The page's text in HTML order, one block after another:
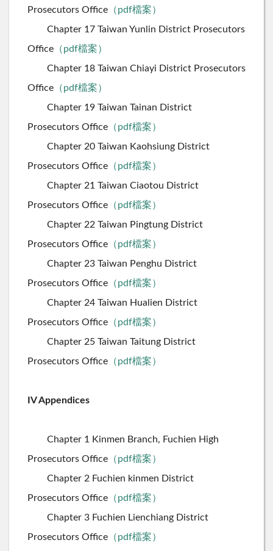
Prosecutors Office （pdf檔案）
Chapter 17 Taiwan Yunlin District Prosecutors
Office （pdf檔案）
Chapter 18 Taiwan Chiayi District Prosecutors
Office （pdf檔案）
Chapter 19 Taiwan Tainan District
Prosecutors Office （pdf檔案）
Chapter 20 Taiwan Kaohsiung District
Prosecutors Office （pdf檔案）
Chapter 21 Taiwan Ciaotou District
Prosecutors Office （pdf檔案）
Chapter 22 Taiwan Pingtung District
Prosecutors Office （pdf檔案）
Chapter 23 Taiwan Penghu District
Prosecutors Office （pdf檔案）
Chapter 24 Taiwan Hualien District
Prosecutors Office （pdf檔案）
Chapter 25 Taiwan Taitung District
Prosecutors Office （pdf檔案）
IV Appendices
Chapter 1 Kinmen Branch, Fuchien High
Prosecutors Office （pdf檔案）
Chapter 2 Fuchien kinmen District
Prosecutors Office （pdf檔案）
Chapter 3 Fuchien Lienchiang District
Prosecutors Office （pdf檔案）